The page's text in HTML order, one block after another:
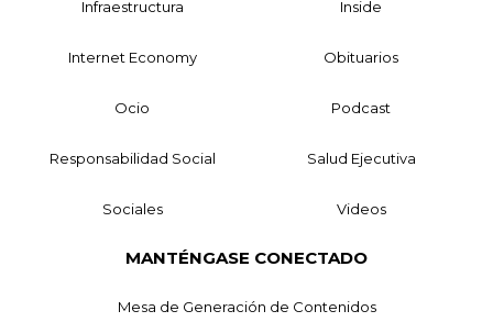
Infraestructura Inside
Internet Economy Obituarios
Ocio Podcast
Responsabilidad Social Salud Ejecutiva
Sociales Videos
MANTÉNGASE CONECTADO
Mesa de Generación de Contenidos